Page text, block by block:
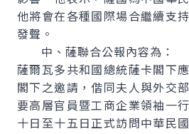
他將會在各種國際場合繼續支
發聲。
中、薩聯合公報內容為：
薩爾瓦多共和國總統薩卡閣下
閣下之邀請，偕同夫人與外交
要高層官員暨工商企業領袖一
十日至十五日正式訪問中華民